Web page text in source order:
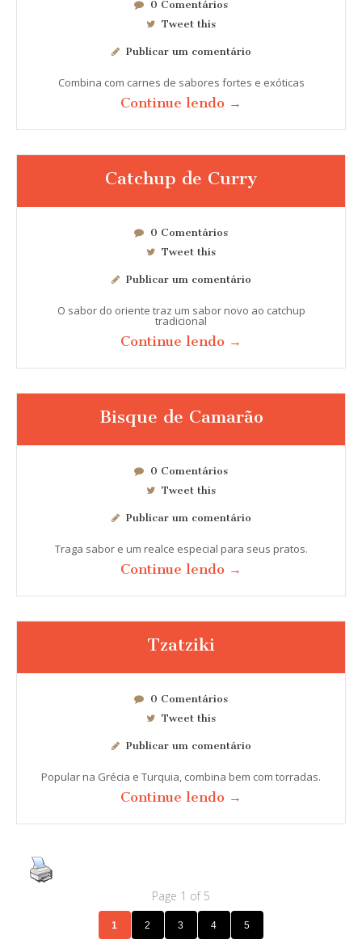
0 Comentários
Tweet this
Publicar um comentário
Combina com carnes de sabores fortes e exóticas
Continue lendo →
Catchup de Curry
0 Comentários
Tweet this
Publicar um comentário
O sabor do oriente traz um sabor novo ao catchup
tradicional
Continue lendo →
Bisque de Camarão
0 Comentários
Tweet this
Publicar um comentário
Traga sabor e um realce especial para seus pratos.
Continue lendo →
Tzatziki
0 Comentários
Tweet this
Publicar um comentário
Popular na Grécia e Turquia, combina bem com torradas.
Continue lendo →
Page 1 of 5
1 2 3 4 5